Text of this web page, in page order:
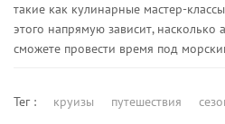
такие как кулинарные мастер-
этого напрямую зависит, насколько
сможете провести время под
Тег : круизы путешествия